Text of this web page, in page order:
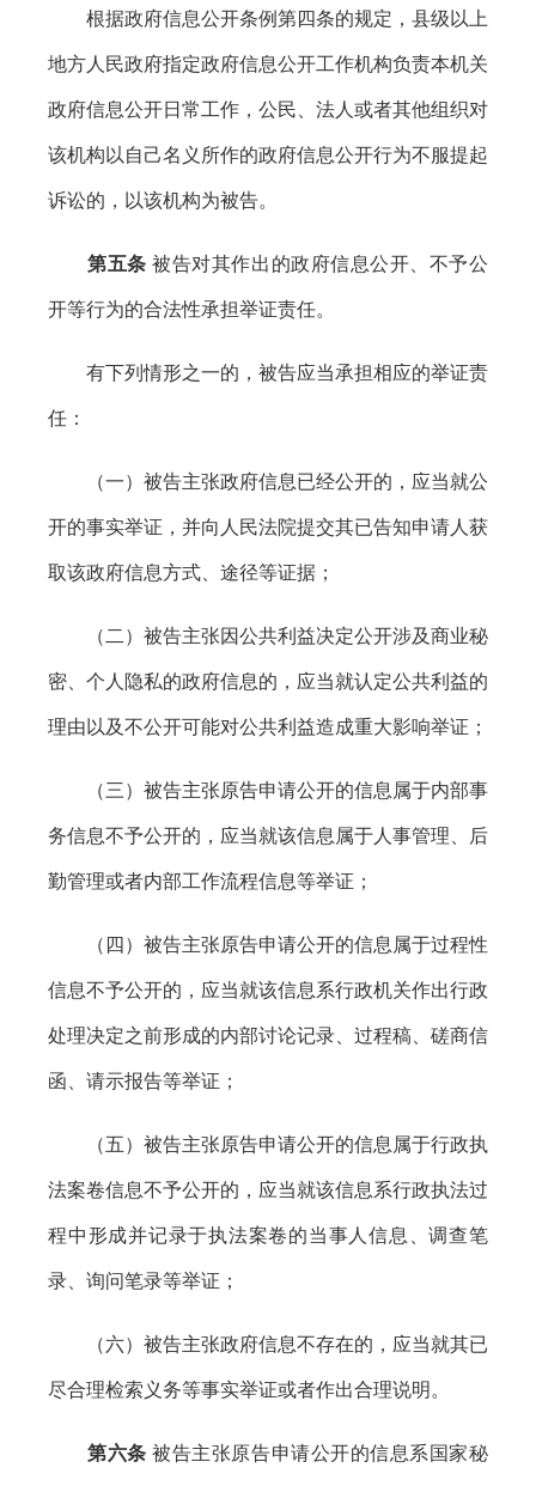
根据政府信息公开条例第四条的规定，县级以上
地方人民政府指定政府信息公开工作机构负责本机关
政府信息公开日常工作，公民、法人或者其他组织对
该机构以自己名义所作的政府信息公开行为不服提起
诉讼的，以该机构为被告。
第五条 被告对其作出的政府信息公开、不予公
开等行为的合法性承担举证责任。
有下列情形之一的，被告应当承担相应的举证责
任：
（一）被告主张政府信息已经公开的，应当就公
开的事实举证，并向人民法院提交其已告知申请人获
取该政府信息方式、途径等证据；
（二）被告主张因公共利益决定公开涉及商业秘
密、个人隐私的政府信息的，应当就认定公共利益的
理由以及不公开可能对公共利益造成重大影响举证；
（三）被告主张原告申请公开的信息属于内部事
务信息不予公开的，应当就该信息属于人事管理、后
勤管理或者内部工作流程信息等举证；
（四）被告主张原告申请公开的信息属于过程性
信息不予公开的，应当就该信息系行政机关作出行政
处理决定之前形成的内部讨论记录、过程稿、磋商信
函、请示报告等举证；
（五）被告主张原告申请公开的信息属于行政执
法案卷信息不予公开的，应当就该信息系行政执法过
程中形成并记录于执法案卷的当事人信息、调查笔
录、询问笔录等举证；
（六）被告主张政府信息不存在的，应当就其已
尽合理检索义务等事实举证或者作出合理说明。
第六条 被告主张原告申请公开的信息系国家秘